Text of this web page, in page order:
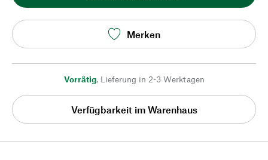
Merken
Vorrätig, Lieferung in 2-3 Werktagen
Verfügbarkeit im Warenhaus